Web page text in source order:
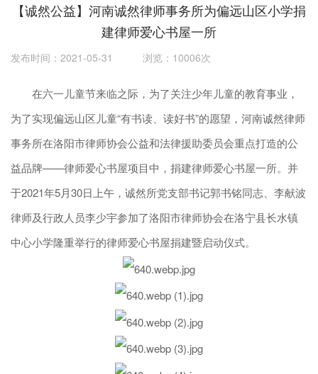
【诚然公益】河南诚然律师事务所为偏远山区小学捐
建律师爱心书屋一所
发布时间：2021-05-31 浏览：10006次
在六一儿童节来临之际，为了关注少年儿童的教育事业，
为了实现偏远山区儿童“有书读、读好书”的愿望，河南诚然律师
事务所在洛阳市律师协会公益和法律援助委员会重点打造的公
益品牌——律师爱心书屋项目中，捐建律师爱心书屋一所。并
于2021年5月30日上午，诚然所党支部书记郭书铭同志、李献波
律师及行政人员李少宇参加了洛阳市律师协会在洛宁县长水镇
中心小学隆重举行的律师爱心书屋捐建暨启动仪式。